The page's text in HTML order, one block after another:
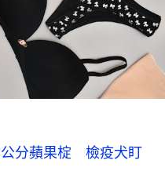
公分蘋果椗 檢疫犬盯